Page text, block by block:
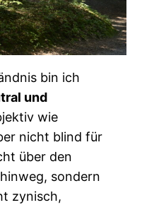
bin ich
und
wie
nicht blind für
über den
sondern
zynisch,